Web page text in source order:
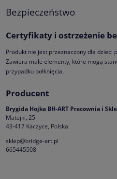
Bezpieczeństwo
Certyfikaty i ostrzeżenie
Produkt nie jest przeznaczony dla dzieci
Zawiera małe elementy, które mogą
przypadku połknięcia.
Producent
Brygida Hojka BH-ART Pracownia i
Matejki, 25
43-417 Kaczyce, Polska
sklep@bridge-art.pl
665445508